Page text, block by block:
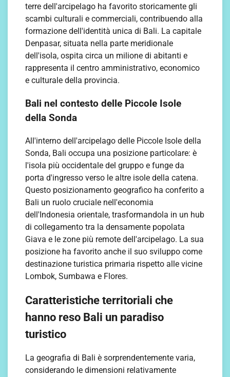
terre dell'arcipelago ha favorito storicamente gli
scambi culturali e commerciali, contribuendo alla
formazione dell'identità unica di Bali. La capitale
Denpasar, situata nella parte meridionale
dell'isola, ospita circa un milione di abitanti e
rappresenta il centro amministrativo, economico
e culturale della provincia.
Bali nel contesto delle Piccole Isole
della Sonda
All'interno dell'arcipelago delle Piccole Isole della
Sonda, Bali occupa una posizione particolare: è
l'isola più occidentale del gruppo e funge da
porta d'ingresso verso le altre isole della catena.
Questo posizionamento geografico ha conferito a
Bali un ruolo cruciale nell'economia
dell'Indonesia orientale, trasformandola in un hub
di collegamento tra la densamente popolata
Giava e le zone più remote dell'arcipelago. La sua
posizione ha favorito anche il suo sviluppo come
destinazione turistica primaria rispetto alle vicine
Lombok, Sumbawa e Flores.
Caratteristiche territoriali che
hanno reso Bali un paradiso
turistico
La geografia di Bali è sorprendentemente varia,
considerando le dimensioni relativamente